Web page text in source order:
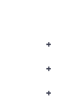
+
+
+